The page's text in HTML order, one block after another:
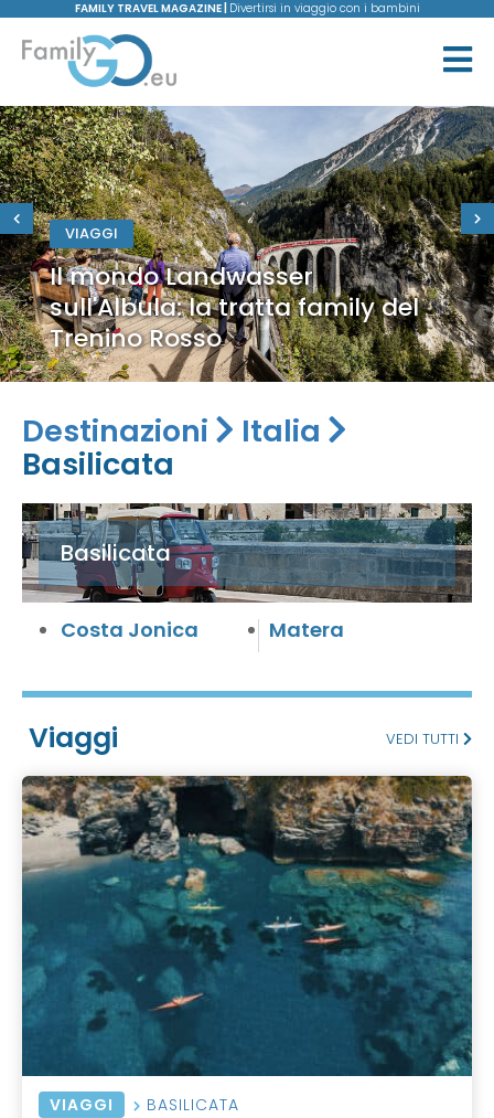
FAMILY TRAVEL MAGAZINE | Divertirsi in viaggio con i bambini
VIAGGI
Il mondo Landwasser
sull'Albula: la tratta family del
Trenino Rosso
Destinazioni
Italia
Basilicata
Basilicata
Costa Jonica Matera
Viaggi VEDI TUTTI
VIAGGI BASILICATA